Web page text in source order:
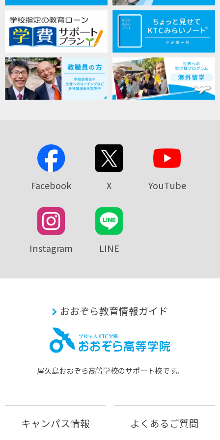
Facebook X YouTube
Instagram LINE
おおぞら教育情報ガイド
屋久島おおぞら⾼等学校のサポート校です。
キャンパス情報 よくあるご質問